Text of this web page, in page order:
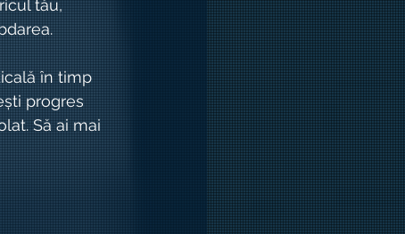
tău,
în timp
progres
Să ai mai